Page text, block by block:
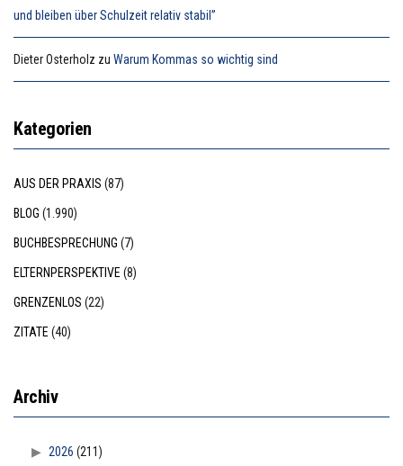
und bleiben über Schulzeit relativ stabil”
Dieter Osterholz zu Warum Kommas so wichtig sind
Kategorien
AUS DER PRAXIS (87)
BLOG (1.990)
BUCHBESPRECHUNG (7)
ELTERNPERSPEKTIVE (8)
GRENZENLOS (22)
ZITATE (40)
Archiv
2026 (211)